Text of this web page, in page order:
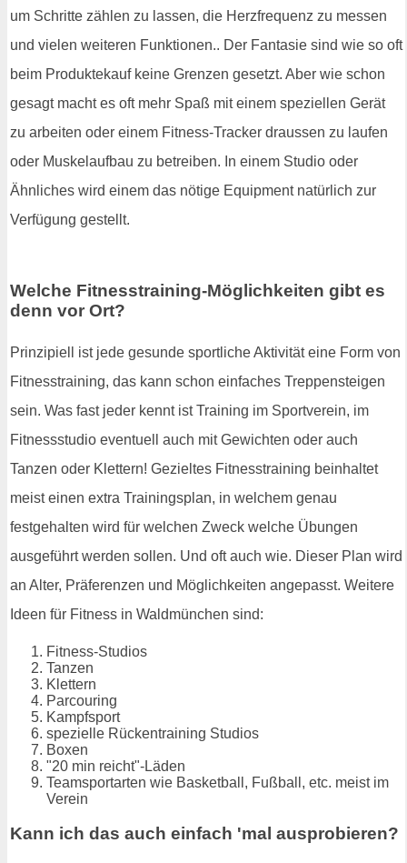
um Schritte zählen zu lassen, die Herzfrequenz zu messen
und vielen weiteren Funktionen.. Der Fantasie sind wie so oft
beim Produktekauf keine Grenzen gesetzt. Aber wie schon
gesagt macht es oft mehr Spaß mit einem speziellen Gerät
zu arbeiten oder einem Fitness-Tracker draussen zu laufen
oder Muskelaufbau zu betreiben. In einem Studio oder
Ähnliches wird einem das nötige Equipment natürlich zur
Verfügung gestellt.
Welche Fitnesstraining-Möglichkeiten gibt es
denn vor Ort?
Prinzipiell ist jede gesunde sportliche Aktivität eine Form von
Fitnesstraining, das kann schon einfaches Treppensteigen
sein. Was fast jeder kennt ist Training im Sportverein, im
Fitnessstudio eventuell auch mit Gewichten oder auch
Tanzen oder Klettern! Gezieltes Fitnesstraining beinhaltet
meist einen extra Trainingsplan, in welchem genau
festgehalten wird für welchen Zweck welche Übungen
ausgeführt werden sollen. Und oft auch wie. Dieser Plan wird
an Alter, Präferenzen und Möglichkeiten angepasst. Weitere
Ideen für Fitness in Waldmünchen sind:
Fitness-Studios
Tanzen
Klettern
Parcouring
Kampfsport
spezielle Rückentraining Studios
Boxen
"20 min reicht"-Läden
Teamsportarten wie Basketball, Fußball, etc. meist im
Verein
Kann ich das auch einfach 'mal ausprobieren?